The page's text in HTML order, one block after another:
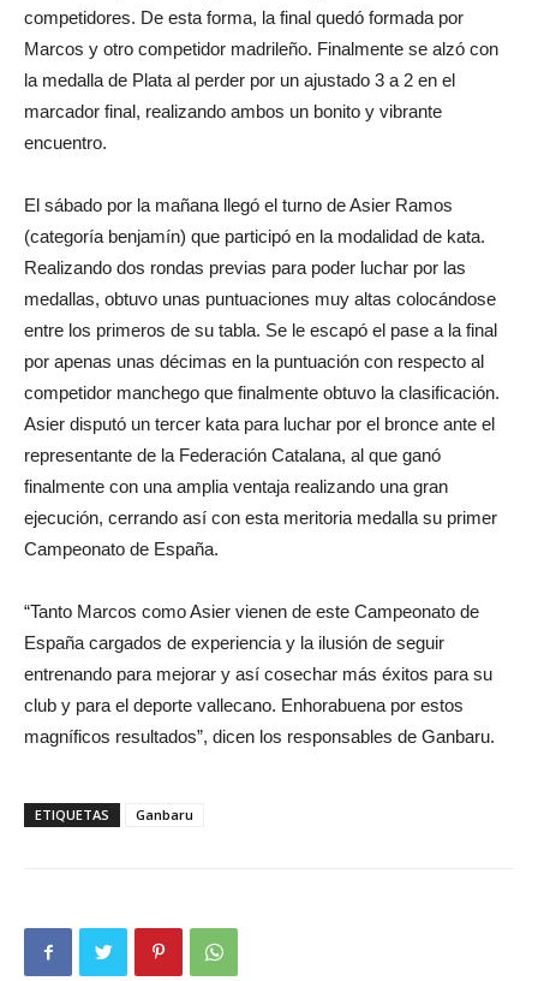
competidores. De esta forma, la final quedó formada por
Marcos y otro competidor madrileño. Finalmente se alzó con
la medalla de Plata al perder por un ajustado 3 a 2 en el
marcador final, realizando ambos un bonito y vibrante
encuentro.
El sábado por la mañana llegó el turno de Asier Ramos
(categoría benjamín) que participó en la modalidad de kata.
Realizando dos rondas previas para poder luchar por las
medallas, obtuvo unas puntuaciones muy altas colocándose
entre los primeros de su tabla. Se le escapó el pase a la final
por apenas unas décimas en la puntuación con respecto al
competidor manchego que finalmente obtuvo la clasificación.
Asier disputó un tercer kata para luchar por el bronce ante el
representante de la Federación Catalana, al que ganó
finalmente con una amplia ventaja realizando una gran
ejecución, cerrando así con esta meritoria medalla su primer
Campeonato de España.
“Tanto Marcos como Asier vienen de este Campeonato de
España cargados de experiencia y la ilusión de seguir
entrenando para mejorar y así cosechar más éxitos para su
club y para el deporte vallecano. Enhorabuena por estos
magníficos resultados”, dicen los responsables de Ganbaru.
ETIQUETAS Ganbaru